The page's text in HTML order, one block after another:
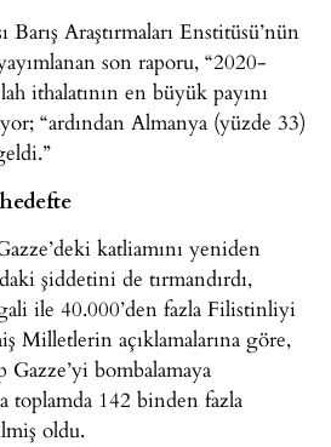
Barış Araştırmaları Enstitüsü’nün
son raporu, “2020-
ithalatının en büyük payını
“ardından Almanya (yüzde 33)
katliamını yeniden
şiddetini de tırmandırdı,
ile 40.000’den fazla Filistinliyi
Milletlerin açıklamalarına göre,
Gazze’yi bombalamaya
toplamda 142 binden fazla
oldu.